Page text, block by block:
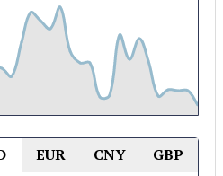
EUR CNY GBP